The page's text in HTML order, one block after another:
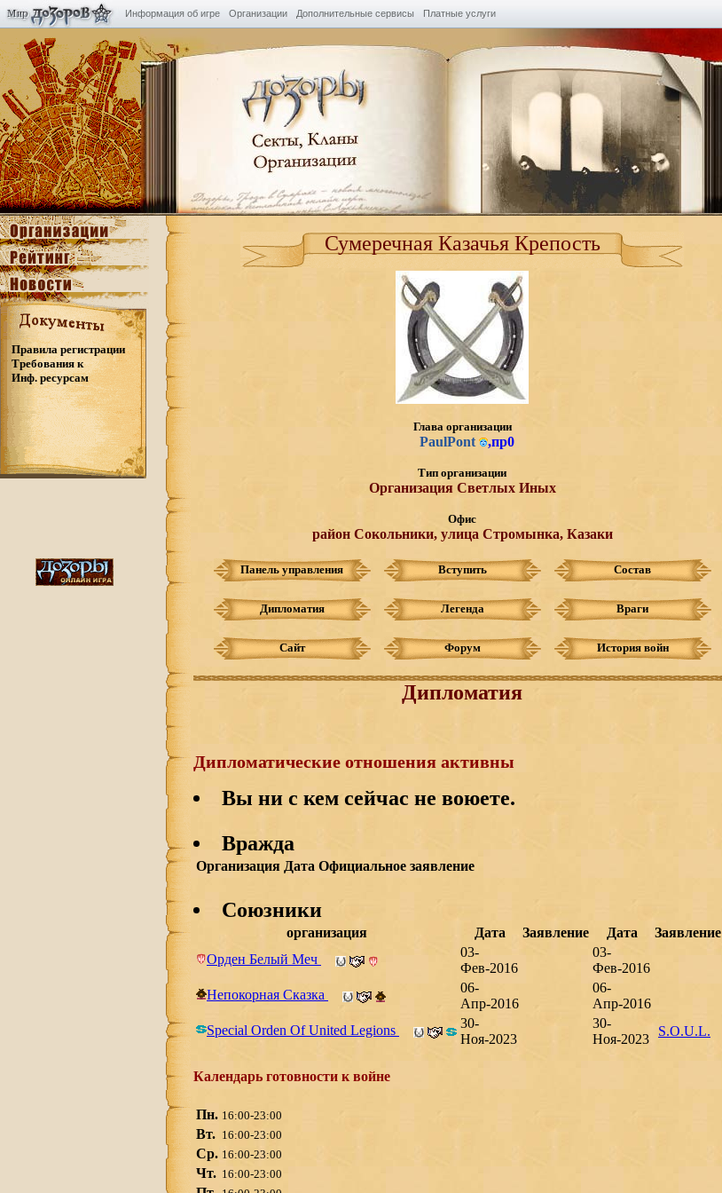
Информация об игре Организации Дополнительные сервисы Платные услуги
Правила регистрации
Требования к
Инф. ресурсам
Сумеречная Казачья Крепость
Глава организации
PaulPont ,пр0
Тип организации
Организация Светлых Иных
Офис
район Сокольники, улица Стромынка, Казаки
Панель управления Вступить Состав
Дипломатия Легенда Враги
Сайт Форум История войн
Дипломатия
Дипломатические отношения активны
Вы ни с кем сейчас не воюете.
Вражда
Организация Дата Официальное заявление
Союзники
организация Дата Заявление Дата
Заявление
Орден Белый Меч
03-
Фев-2016
03-
Фев-2016
Непокорная Сказка
06-
Апр-2016
06-
Апр-2016
Special Orden Of United Legions
30-
Ноя-2023
30-
Ноя-2023
S.O.U.L.
Календарь готовности к войне
Пн. 16:00-23:00
Вт. 16:00-23:00
Ср. 16:00-23:00
Чт. 16:00-23:00